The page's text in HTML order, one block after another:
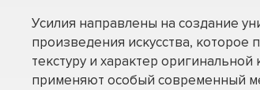
Усилия направлены на создание
произведения искусства, которое
текстуру и характер
применяют особый современный